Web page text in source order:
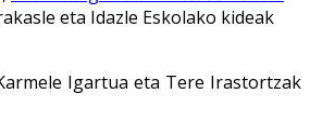
eta Idazle Eskolako kideak
Igartua eta Tere Irastortzak